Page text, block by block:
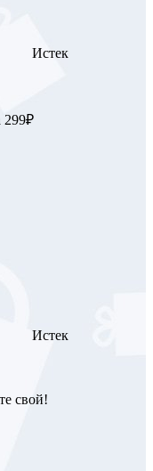
Истек
299₽
Истек
свой!